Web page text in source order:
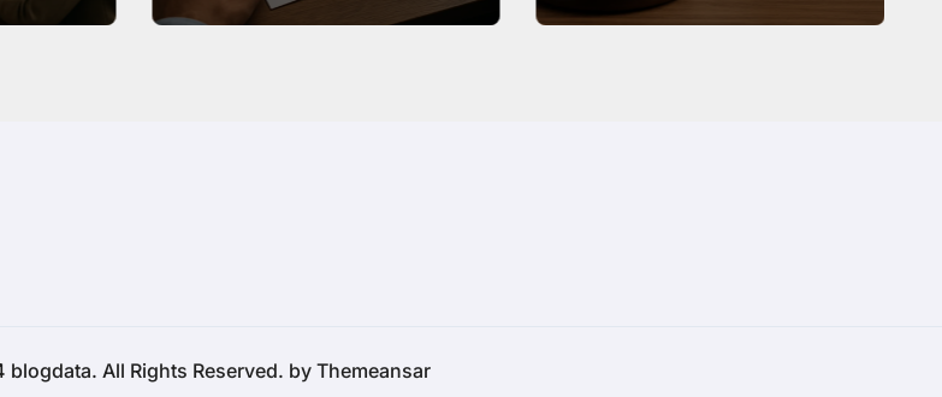
All Rights Reserved. byThemeansar